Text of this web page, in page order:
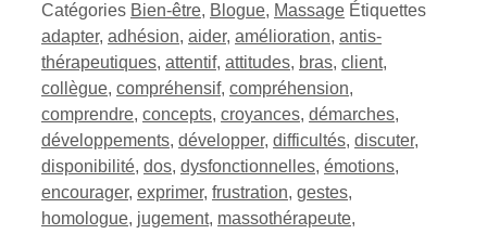
Catégories Bien-être, Blogue, Massage Étiquettes
adapter, adhésion, aider, amélioration, antis-
thérapeutiques, attentif, attitudes, bras, client,
collègue, compréhensif, compréhension,
comprendre, concepts, croyances, démarches,
développements, développer, difficultés, discuter,
disponibilité, dos, dysfonctionnelles, émotions,
encourager, exprimer, frustration, gestes,
homologue, jugement, massothérapeute,